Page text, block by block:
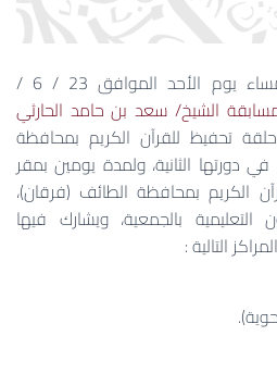
تنطلق بمشيئة الله تعالى مساء يوم الأحد الموافق 23 / 6 /
الشيخ/ سعد بن حامد الحارثي
تحفيظ للقرآن الكريم بمحافظة
دورتها الثانية، ولمدة يومين بمقر
الكريم بمحافظة الطائف (فرقان)،
بالجمعية، ويشارك فيها
التالية :